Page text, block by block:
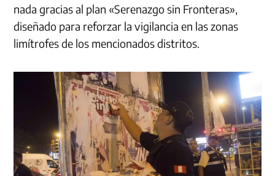
nada gracias al plan «Serenazgo sin Fronteras»,
diseñado para reforzar la vigilancia en las zonas
limítrofes de los mencionados distritos.